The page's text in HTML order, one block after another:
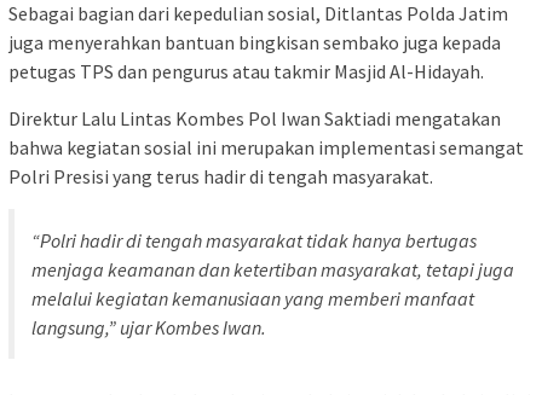
Sebagai bagian dari kepedulian sosial, Ditlantas Polda Jatim
juga menyerahkan bantuan bingkisan sembako juga kepada
petugas TPS dan pengurus atau takmir Masjid Al-Hidayah.
Direktur Lalu Lintas Kombes Pol Iwan Saktiadi mengatakan
bahwa kegiatan sosial ini merupakan implementasi semangat
Polri Presisi yang terus hadir di tengah masyarakat.
“Polri hadir di tengah masyarakat tidak hanya bertugas
menjaga keamanan dan ketertiban masyarakat, tetapi juga
melalui kegiatan kemanusiaan yang memberi manfaat
langsung,” ujar Kombes Iwan.